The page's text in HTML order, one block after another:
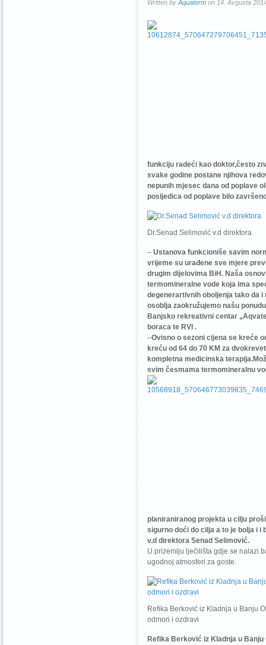
Written by Aquaterm on 14. Avgusta
funkciju radeći kao doktor,često
svake godine postane njihova
nepunih mjesec dana od poplave
posljedica od poplave bilo
Dr.Senad Selimović v.d direktora
– Ustanova funkcioniše savim
vrijeme su urađene sve mjere
drugim dijelovima BiH. Naša
termomineralne vode koja ima
degenerartivnih oboljenja tako da
osoblja zaokružujemo našu
Banjsko rekreativni centar
boraca te RVI .
–Ovisno o sezoni cijena se kreće
kreću od 64 do 70 KM za
kompletna medicinska
svim česmama termomineralnu
planiraniranog projekta u cilju
sigurno doći do cilja a to je bolja i
v.d direktora Senad Selimović.
U prizemlju lječilišta gdje se nalazi
ugodnoj atmosferi za goste.
Refika Berković iz Kladnja u Banju
odmori i ozdravi
Refika Berković iz Kladnja u